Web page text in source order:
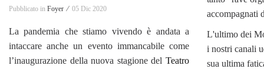
Pubblicato in Foyer ⁄ 05 Dic 2020
La pandemia che stiamo vivendo è andata a
intaccare anche un evento immancabile come
l’inaugurazione della nuova stagione del Teatro
accompagnati
L'ultimo dei
i nostri canali
sua ultima